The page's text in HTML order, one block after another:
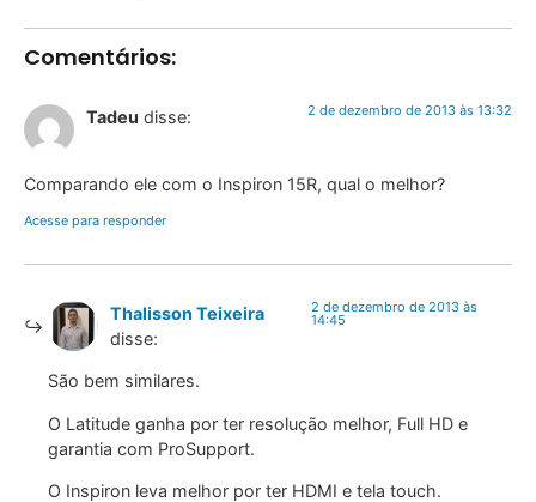
Comentários:
Tadeu disse: 2 de dezembro de 2013 às 13:32
Comparando ele com o Inspiron 15R, qual o melhor?
Acesse para responder
Thalisson Teixeira
disse:
2 de dezembro de 2013 às
14:45
São bem similares.
O Latitude ganha por ter resolução melhor, Full HD e
garantia com ProSupport.
O Inspiron leva melhor por ter HDMI e tela touch.